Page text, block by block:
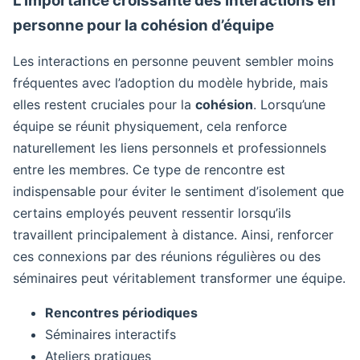
personne pour la cohésion d’équipe
Les interactions en personne peuvent sembler moins
fréquentes avec l’adoption du modèle hybride, mais
elles restent cruciales pour la cohésion. Lorsqu’une
équipe se réunit physiquement, cela renforce
naturellement les liens personnels et professionnels
entre les membres. Ce type de rencontre est
indispensable pour éviter le sentiment d’isolement que
certains employés peuvent ressentir lorsqu’ils
travaillent principalement à distance. Ainsi, renforcer
ces connexions par des réunions régulières ou des
séminaires peut véritablement transformer une équipe.
Rencontres périodiques
Séminaires interactifs
Ateliers pratiques